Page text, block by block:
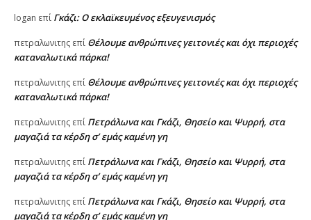
logan επί Γκάζι: Ο εκλαϊκευμένος εξευγενισμός
πετραλωνιτης επί Θέλουμε ανθρώπινες γειτονιές και όχι περιοχές
καταναλωτικά πάρκα!
πετραλωνιτης επί Θέλουμε ανθρώπινες γειτονιές και όχι περιοχές
καταναλωτικά πάρκα!
πετραλωνιτης επί Πετράλωνα και Γκάζι, Θησείο και Ψυρρή, στα
μαγαζιά τα κέρδη σ’ εμάς καμένη γη
πετραλωνιτης επί Πετράλωνα και Γκάζι, Θησείο και Ψυρρή, στα
μαγαζιά τα κέρδη σ’ εμάς καμένη γη
πετραλωνιτης επί Πετράλωνα και Γκάζι, Θησείο και Ψυρρή, στα
μαγαζιά τα κέρδη σ’ εμάς καμένη γη